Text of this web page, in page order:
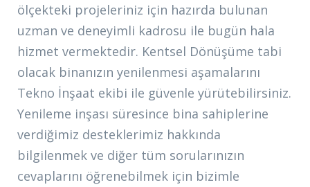
ölçekteki projeleriniz için hazırda bulunan
uzman ve deneyimli kadrosu ile bugün hala
hizmet vermektedir. Kentsel Dönüşüme tabi
olacak binanızın yenilenmesi aşamalarını
Tekno İnşaat ekibi ile güvenle yürütebilirsiniz.
Yenileme inşası süresince bina sahiplerine
verdiğimiz desteklerimiz hakkında
bilgilenmek ve diğer tüm sorularınızın
cevaplarını öğrenebilmek için bizimle